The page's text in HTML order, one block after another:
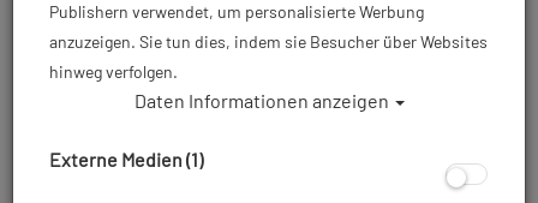
Aqualung i200C Tauchcomputer - Nato
Strap Armband - Farbe: Schwarz
Publishern verwendet, um personalisierte Werbung
anzuzeigen. Sie tun dies, indem sie Besucher über Websites
hinweg verfolgen.
Daten Informationen anzeigen
Externe Medien (1)